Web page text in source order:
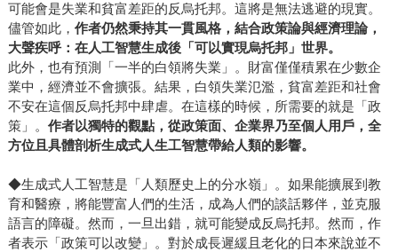
可能會是失業和貧富差距的反烏托邦。這將是無法逃避的現實。
儘管如此， 作者仍然秉持其一貫風格，結合政策論與經濟理論，
大聲疾呼：在人工智慧生成後「可以實現烏托邦」世界。
此外，也有預測「一半的白領將失業」。財富僅僅積累在少數企
業中，經濟並不會擴張。結果，白領失業氾濫，貧富差距和社會
不安在這個反烏托邦中肆虐。在這樣的時候，所需要的就是「政
策」。 作者以獨特的觀點，從政策面、企業界乃至個人用戶，全
方位且具體剖析生成式人生工智慧帶給人類的影響。
◆生成式人工智慧是「人類歷史上的分水嶺」。如果能擴展到教
育和醫療，將能豐富人們的生活，成為人們的談話夥伴，並克服
語言的障礙。然而，一旦出錯，就可能變成反烏托邦。然而，作
者表示「政策可以改變」。對於成長遲緩且老化的日本來說並不